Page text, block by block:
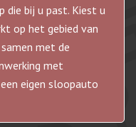
die bij u past. Kiest u
op het gebied van
met de
met
eigen sloopauto